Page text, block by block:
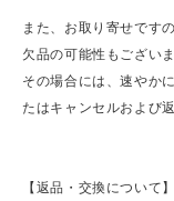
また、お取り寄せです
欠品の可能性もございま
その場合には、速やか
たはキャンセルおよび
【返品・交換について】